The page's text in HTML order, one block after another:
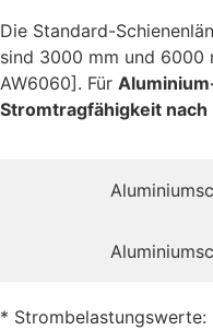
Die Standard-
sind 3000 mm und 6000
AW6060]. Für
Stromtragfähigkeit nach
* Strombelastungswerte: